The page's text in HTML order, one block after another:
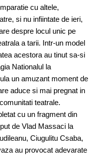
cu altele,
si nu infiintate de ieri,
despre locul unic pe
a tarii. Intr-un model
acestora au tinut sa-si
Nationalul la
un amuzant moment de
aduce si mai pregnat in
teatrale.
cu un fragment din
de Vlad Massaci la
Ciugulitu Csaba,
au provocat adevarate